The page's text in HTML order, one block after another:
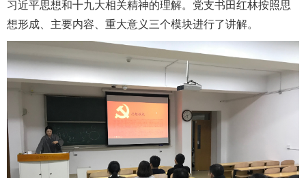
习近平思想和十九大相关精神的理解。党支书田红林按照思
想形成、主要内容、重大意义三个模块进行了讲解。